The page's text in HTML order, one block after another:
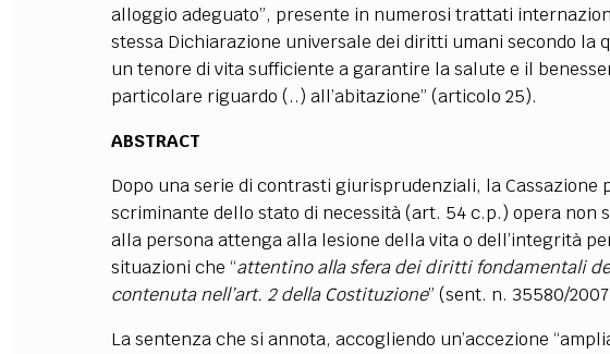
alloggio adeguato”, presente in numerosi trattati
stessa Dichiarazione universale dei diritti umani secondo la
un tenore di vita sufficiente a garantire la salute e il
particolare riguardo (..) all’abitazione” (articolo 25).
ABSTRACT
Dopo una serie di contrasti giurisprudenziali, la Cassazione
scriminante dello stato di necessità (art. 54 c.p.) opera non
alla persona attenga alla lesione della vita o dell’integrità
situazioni che “attentino alla sfera dei diritti fondamentali
contenuta nell’art. 2 della Costituzione” (sent. n. 35580/
La sentenza che si annota, accogliendo un’accezione